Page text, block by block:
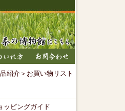
紹介 ＞お買い物リスト
ッピングガイド